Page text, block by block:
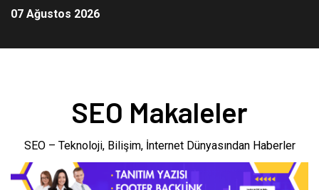
07 Ağustos 2026
SEO Makaleler
SEO – Teknoloji, Bilişim, İnternet Dünyasından Haberler